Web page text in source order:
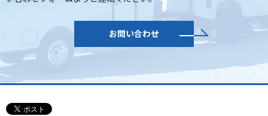
お問い合わせ